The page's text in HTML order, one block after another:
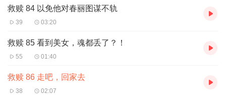
救赎 84 以免他对春丽图谋不轨
39 03:20
救赎 85 看到美女，魂都丢了？！
55 01:40
救赎 86 走吧，回家去
38 02:07